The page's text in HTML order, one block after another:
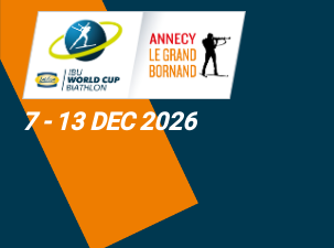
7 - 13 DEC 2026